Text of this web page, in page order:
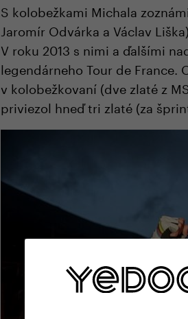
S kolobežkami Michala
Jaromír Odvárka a Václav
V roku 2013 s nimi a ďalšími
legendárneho Tour de France.
v kolobežkovaní (dve zlaté z
priviezol hneď tri zlaté (za